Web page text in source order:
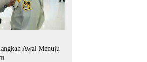
Awal Menuju